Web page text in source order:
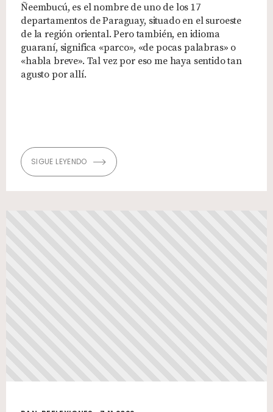
Ñeembucú, es el nombre de uno de los 17
departamentos de Paraguay, situado en el suroeste
de la región oriental. Pero también, en idioma
guaraní, significa «parco», «de pocas palabras» o
«habla breve». Tal vez por eso me haya sentido tan
agusto por allí.
SIGUE LEYENDO